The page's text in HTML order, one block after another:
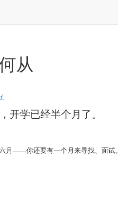
从
.
开学已经半个月了。
月——你还要有一个月来寻找、面试。